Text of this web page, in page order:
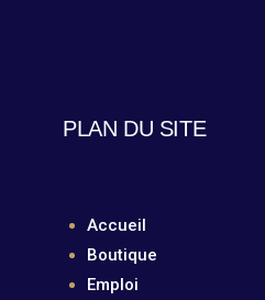
PLAN DU SITE
Accueil
Boutique
Emploi